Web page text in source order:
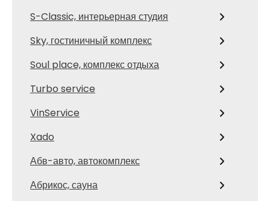
S-Classic, интерьерная студия
Sky, гостиничный комплекс
Soul place, комплекс отдыха
Turbo service
VinService
Xado
Абв-авто, автокомплекс
Абрикос, сауна